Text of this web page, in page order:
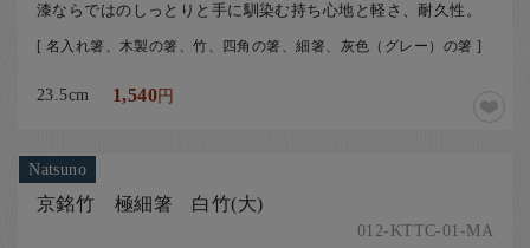
漆ならではのしっとりと手に馴染む持ち心地と軽さ、耐久性。
[ 名入れ箸、木製の箸、竹、四角の箸、細箸、灰色（グレー）の箸 ]
23.5cm 1,540円
Natsuno
京銘竹 極細箸 白竹(大)
012-KTTC-01-MA